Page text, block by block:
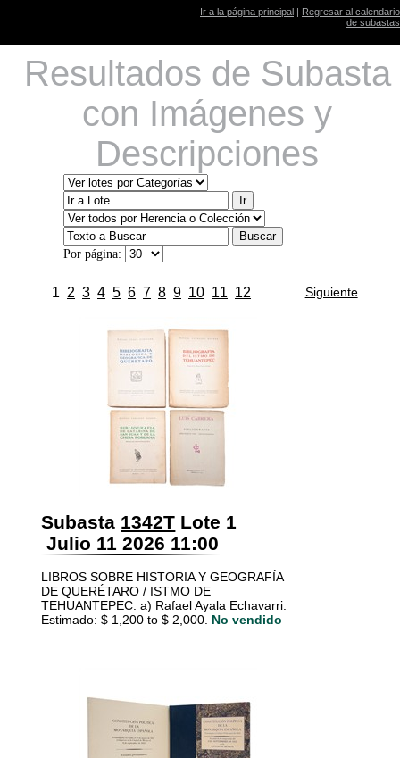
Ir a la página principal | Regresar al calendario
de subastas
Resultados de Subasta
con Imágenes y
Descripciones
Por página:
1 2 3 4 5 6 7 8 9 10 11 12 Siguiente
Subasta 1342T Lote 1
Julio 11 2026 11:00
LIBROS SOBRE HISTORIA Y GEOGRAFÍA
DE QUERÉTARO / ISTMO DE
TEHUANTEPEC. a) Rafael Ayala Echavarri.
Estimado: $ 1,200 to $ 2,000. No vendido